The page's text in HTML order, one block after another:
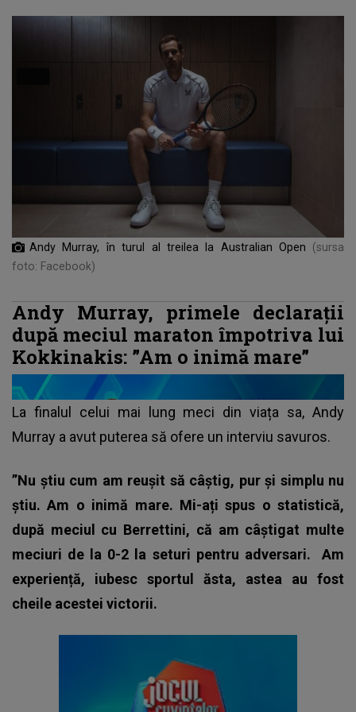
Andy Murray, în turul al treilea la Australian Open
(sursa
foto: Facebook)
Andy Murray, primele declarații
după meciul maraton împotriva lui
Kokkinakis: ”Am o inimă mare”
La finalul celui mai lung meci din viața sa, Andy
Murray a avut puterea să ofere un interviu savuros.
”Nu știu cum am reușit să câștig, pur și simplu nu
știu. Am o inimă mare. Mi-ați spus o statistică,
după meciul cu Berrettini, că am câștigat multe
meciuri de la 0-2 la seturi pentru adversari. Am
experiență, iubesc sportul ăsta, astea au fost
cheile acestei victorii.